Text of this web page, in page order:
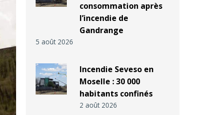
consommation après
l’incendie de
Gandrange
5 août 2026
Incendie Seveso en
Moselle : 30 000
habitants confinés
2 août 2026